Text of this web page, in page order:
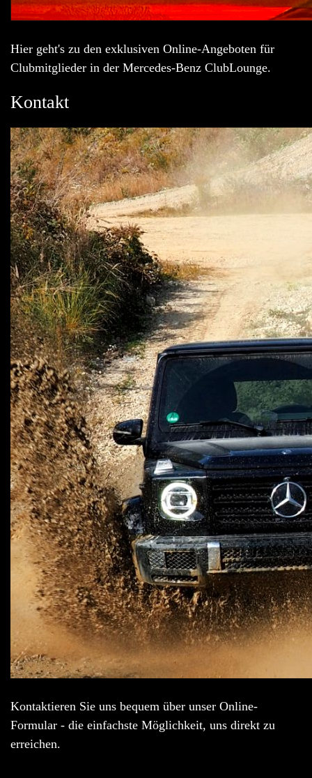
Hier geht's zu den exklusiven Online-Angeboten für
Clubmitglieder in der Mercedes-Benz ClubLounge.
Kontakt
Kontaktieren Sie uns bequem über unser Online-
Formular - die einfachste Möglichkeit, uns direkt zu
erreichen.